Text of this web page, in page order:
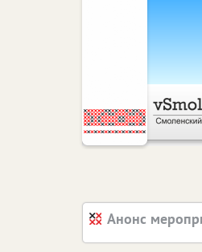
Анонс